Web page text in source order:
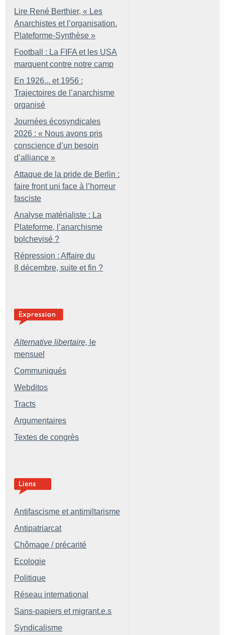
Lire René Berthier, « Les
Anarchistes et l’organisation.
Plateforme-Synthèse »
Football : La FIFA et les USA
marquent contre notre camp
En 1926... et 1956 :
Trajectoires de l’anarchisme
organisé
Journées écosyndicales
2026 : « Nous avons pris
conscience d’un besoin
d’alliance »
Attaque de la pride de Berlin :
faire front uni face à l’horreur
fasciste
Analyse matérialiste : La
Plateforme, l’anarchisme
bolchevisé ?
Répression : Affaire du
8 décembre, suite et fin ?
Alternative libertaire, le
mensuel
Communiqués
Webditos
Tracts
Argumentaires
Textes de congrès
Antifascisme et antimiltarisme
Antipatriarcat
Chômage / précarité
Ecologie
Politique
Réseau international
Sans-papiers et migrant.e.s
Syndicalisme